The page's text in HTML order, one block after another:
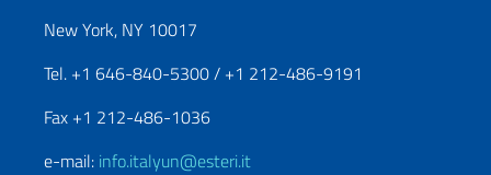
New York, NY 10017
Tel. +1 646-840-5300 / +1 212-486-9191
Fax +1 212-486-1036
e-mail: info.italyun@esteri.it